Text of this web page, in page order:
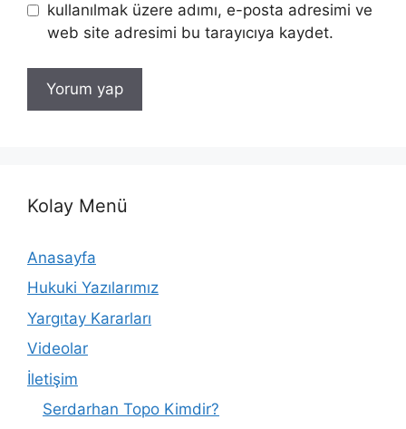
kullanılmak üzere adımı, e-posta adresimi ve
web site adresimi bu tarayıcıya kaydet.
Kolay Menü
Anasayfa
Hukuki Yazılarımız
Yargıtay Kararları
Videolar
İletişim
Serdarhan Topo Kimdir?